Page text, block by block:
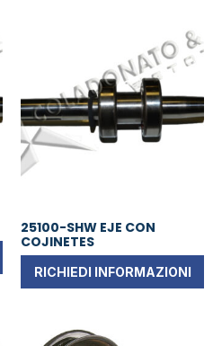
25100-SHW EJE CON
COJINETES
RICHIEDI INFORMAZIONI